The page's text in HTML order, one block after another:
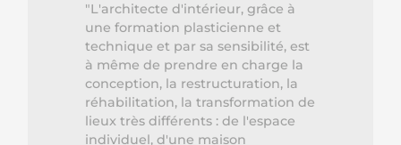
"L'architecte d'intérieur, grâce à
une formation plasticienne et
technique et par sa sensibilité, est
à même de prendre en charge la
conception, la restructuration, la
réhabilitation, la transformation de
lieux très différents : de l'espace
individuel, d'une maison